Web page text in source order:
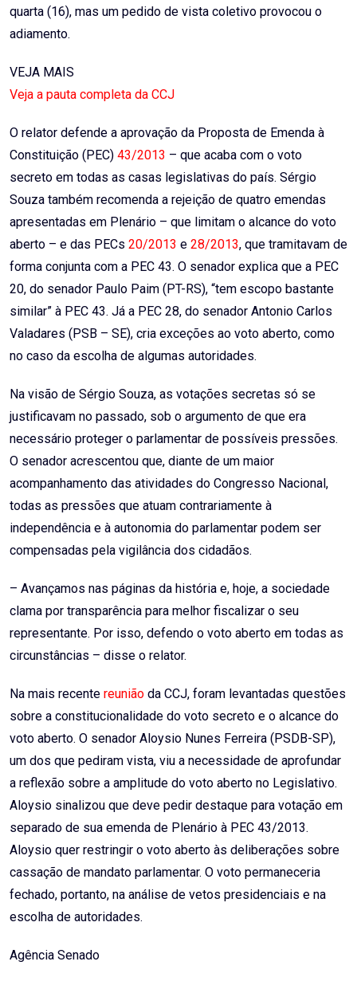
quarta (16), mas um pedido de vista coletivo provocou o
adiamento.
VEJA MAIS
Veja a pauta completa da CCJ
O relator defende a aprovação da Proposta de Emenda à
Constituição (PEC) 43/2013 – que acaba com o voto
secreto em todas as casas legislativas do país. Sérgio
Souza também recomenda a rejeição de quatro emendas
apresentadas em Plenário – que limitam o alcance do voto
aberto – e das PECs 20/2013 e 28/2013, que tramitavam de
forma conjunta com a PEC 43. O senador explica que a PEC
20, do senador Paulo Paim (PT-RS), “tem escopo bastante
similar” à PEC 43. Já a PEC 28, do senador Antonio Carlos
Valadares (PSB – SE), cria exceções ao voto aberto, como
no caso da escolha de algumas autoridades.
Na visão de Sérgio Souza, as votações secretas só se
justificavam no passado, sob o argumento de que era
necessário proteger o parlamentar de possíveis pressões.
O senador acrescentou que, diante de um maior
acompanhamento das atividades do Congresso Nacional,
todas as pressões que atuam contrariamente à
independência e à autonomia do parlamentar podem ser
compensadas pela vigilância dos cidadãos.
– Avançamos nas páginas da história e, hoje, a sociedade
clama por transparência para melhor fiscalizar o seu
representante. Por isso, defendo o voto aberto em todas as
circunstâncias – disse o relator.
Na mais recente reunião da CCJ, foram levantadas questões
sobre a constitucionalidade do voto secreto e o alcance do
voto aberto. O senador Aloysio Nunes Ferreira (PSDB-SP),
um dos que pediram vista, viu a necessidade de aprofundar
a reflexão sobre a amplitude do voto aberto no Legislativo.
Aloysio sinalizou que deve pedir destaque para votação em
separado de sua emenda de Plenário à PEC 43/2013.
Aloysio quer restringir o voto aberto às deliberações sobre
cassação de mandato parlamentar. O voto permaneceria
fechado, portanto, na análise de vetos presidenciais e na
escolha de autoridades.
Agência Senado